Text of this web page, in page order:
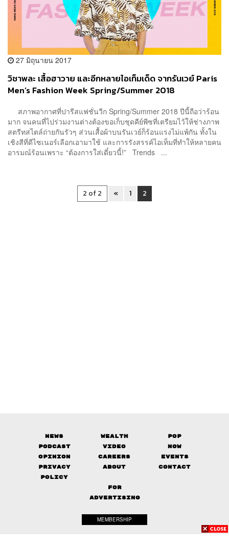
27 มิถุนายน 2017
วิชาพละ เสื้อฮาวาย และอีกหลายไอเท็มเด็ด จากรันเวย์ Paris
Men’s Fashion Week Spring/Summer 2018
สภาพอากาศที่ปารีสแฟชั่นวีก Spring/Summer 2018 ปีนี้ถือว่าร้อน
มาก จนคนที่ไปร่วมงานต่างต้องขอเก็บชุดคีย์พีซที่เตรียมไว้ให้ช่างภาพ
สตรีทสไตล์ถ่ายกันรัวๆ ส่วนเสื้อผ้าบนรันเวย์ก็ร้อนแรงไม่แพ้กัน ทั้งใน
เชิงสีที่ดีไซเนอร์เลือกเอามาใช้ และการรังสรรค์ไอเท็มที่ทำให้หลายคน
อารมณ์ร้อนเพราะ “ต้องการใส่เดี๋ยวนี้!” Trends ...
2 of 2 « 1 2
News Wealth
Pop
Podcast
Video
Now
Opinion
Careers
Events
Privacy
Policy
About Contact
FOR
ADVERTISING
MEMBERSHIP